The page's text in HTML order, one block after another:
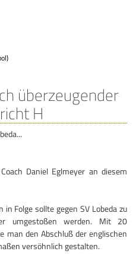
überzeugender
H
Daniel Eglmeyer an diesem
Folge sollte gegen SV Lobeda zu
umgestoßen werden. Mit 20
man den Abschluß der englischen
versöhnlich gestalten.